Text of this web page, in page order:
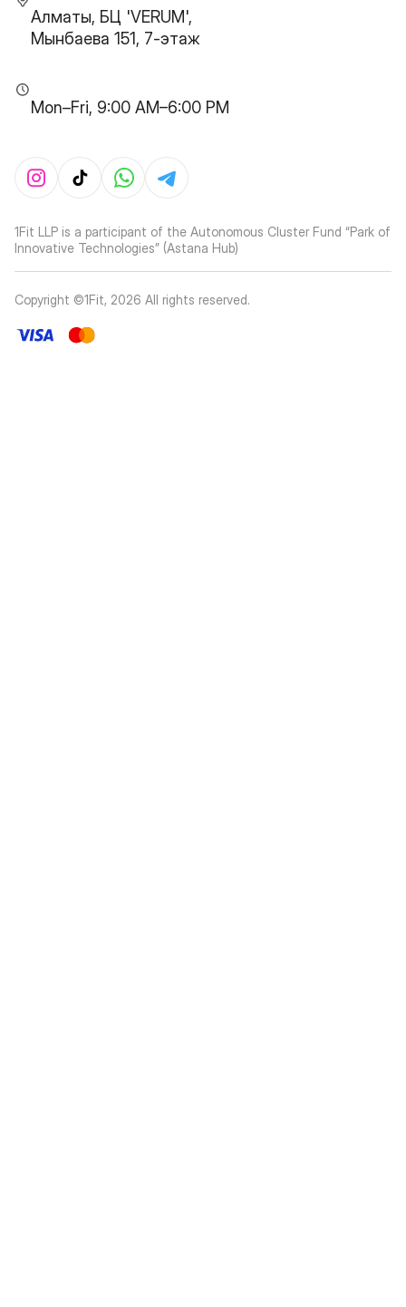
Алматы, БЦ 'VERUM',
Мынбаева 151, 7-этаж
Mon–Fri, 9:00 AM–6:00 PM
1Fit LLP is a participant of the Autonomous Cluster Fund “Park of
Innovative Technologies” (Astana Hub)
Copyright ©1Fit, 2026 All rights reserved.